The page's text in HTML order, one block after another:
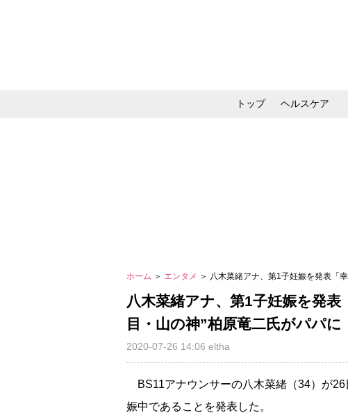
トップ ヘルスケア
ホーム ＞ エンタメ ＞ 八木菜緒アナ、第1子妊娠を発表「
八木菜緒アナ、第1子妊娠を発
目・山の神”柏原竜二氏がパパに
2020-07-26 14:06 eltha
BS11アナウンサーの八木菜緒（34）が
娠中であることを発表した。